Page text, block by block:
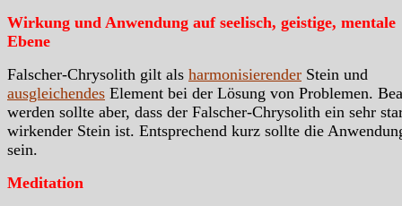
Wirkung und Anwendung auf seelisch, geistige, mentale
Ebene
Falscher-Chrysolith gilt als harmonisierender Stein und
ausgleichendes Element bei der Lösung von Problemen.
werden sollte aber, dass der Falscher-Chrysolith ein sehr
wirkender Stein ist. Entsprechend kurz sollte die
sein.
Meditation